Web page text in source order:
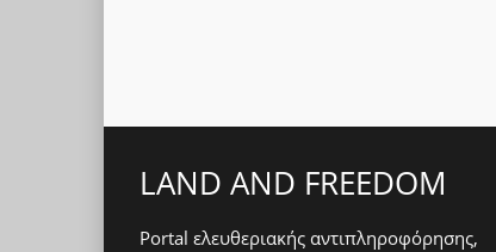
LAND AND FREEDOM
Portal ελευθεριακής αντιπληροφόρησης,